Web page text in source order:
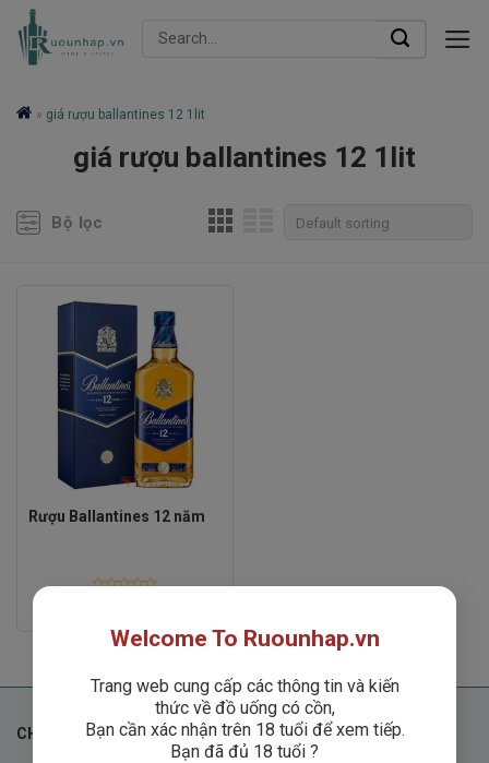
Skip
Search
» giá rượu ballantines 12 1lit
giá rượu ballantines 12 1lit
Bộ lọc
Rượu Ballantines 12 năm
CHÍNH SÁCH
Welcome To Ruounhap.vn
Trang web cung cấp các thông tin và kiến
thức về đồ uống có cồn,
Bạn cần xác nhận trên 18 tuổi để xem tiếp.
Bạn đã đủ 18 tuổi ?